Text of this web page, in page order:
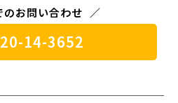
のお問い合わせ
14-3652